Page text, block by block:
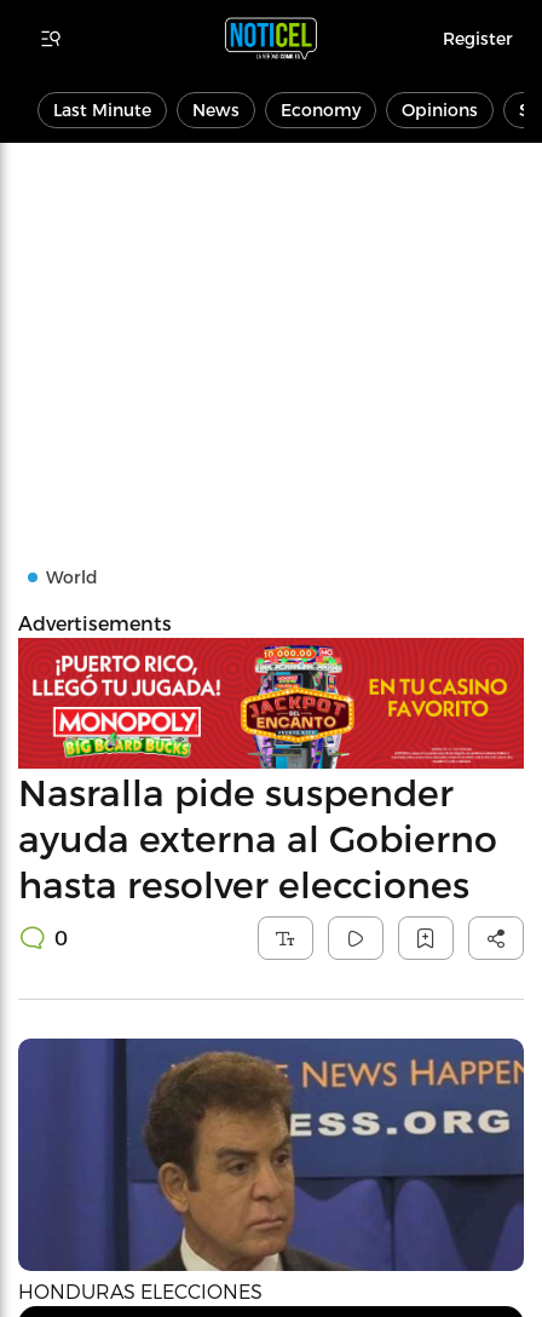
Register
Last Minute News Economy Opinions
World
Advertisements
Nasralla pide suspender
ayuda externa al Gobierno
hasta resolver elecciones
0
HONDURAS ELECCIONES